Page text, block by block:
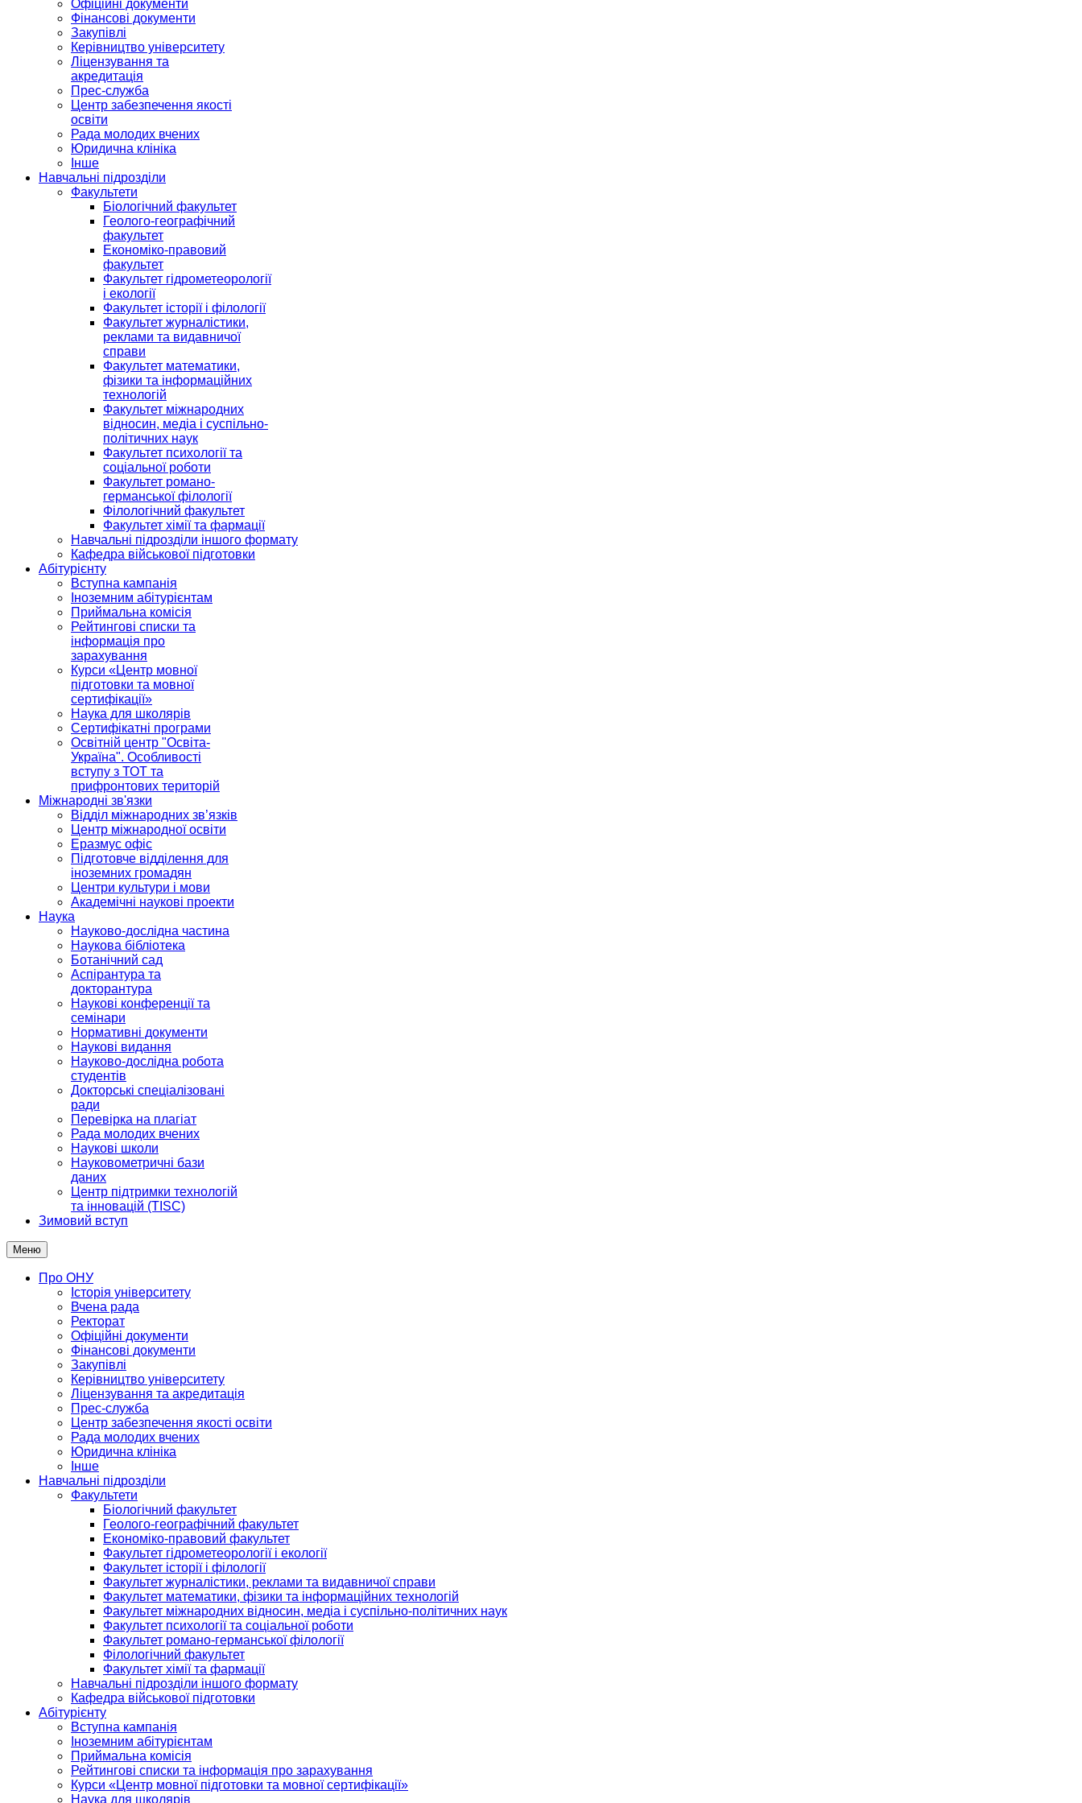
Офіційні документи
Фінансові документи
Закупівлі
Керівництво університету
Ліцензування та
акредитація
Прес-служба
Центр забезпечення якості
освіти
Рада молодих вчених
Юридична клініка
Інше
Навчальні підрозділи
Факультети
Біологічний факультет
Геолого-географічний
факультет
Економіко-правовий
факультет
Факультет гідрометеорології
і екології
Факультет історії і філології
Факультет журналістики,
реклами та видавничої
справи
Факультет математики,
фізики та інформаційних
технологій
Факультет міжнародних
відносин, медіа і суспільно-
політичних наук
Факультет психології та
соціальної роботи
Факультет романо-
германської філології
Філологічний факультет
Факультет хімії та фармації
Навчальні підрозділи іншого формату
Кафедра військової підготовки
Абітурієнту
Вступна кампанія
Іноземним абітурієнтам
Приймальна комісія
Рейтингові списки та
інформація про
зарахування
Курси «Центр мовної
підготовки та мовної
сертифікації»
Наука для школярів
Сертифікатні програми
Освітній центр "Освіта-
Україна". Особливості
вступу з ТОТ та
прифронтових територій
Міжнародні зв'язки
Відділ міжнародних зв’язків
Центр міжнародної освіти
Еразмус офіс
Підготовче відділення для
іноземних громадян
Центри культури і мови
Академічні наукові проекти
Наука
Науково-дослідна частина
Наукова бібліотека
Ботанічний сад
Аспірантура та
докторантура
Наукові конференції та
семінари
Нормативні документи
Наукові видання
Науково-дослідна робота
студентів
Докторські спеціалізовані
ради
Перевірка на плагіат
Рада молодих вчених
Наукові школи
Науковометричні бази
даних
Центр підтримки технологій
та інновацій (TISC)
Зимовий вступ
Меню
Про ОНУ
Історія університету
Вчена рада
Ректорат
Офіційні документи
Фінансові документи
Закупівлі
Керівництво університету
Ліцензування та акредитація
Прес-служба
Центр забезпечення якості освіти
Рада молодих вчених
Юридична клініка
Інше
Навчальні підрозділи
Факультети
Біологічний факультет
Геолого-географічний факультет
Економіко-правовий факультет
Факультет гідрометеорології і екології
Факультет історії і філології
Факультет журналістики, реклами та видавничої справи
Факультет математики, фізики та інформаційних технологій
Факультет міжнародних відносин, медіа і суспільно-політичних наук
Факультет психології та соціальної роботи
Факультет романо-германської філології
Філологічний факультет
Факультет хімії та фармації
Навчальні підрозділи іншого формату
Кафедра військової підготовки
Абітурієнту
Вступна кампанія
Іноземним абітурієнтам
Приймальна комісія
Рейтингові списки та інформація про зарахування
Курси «Центр мовної підготовки та мовної сертифікації»
Наука для школярів